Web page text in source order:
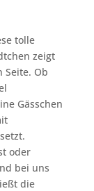
tolle
zeigt
Seite. Ob
Gässchen
oder
bei uns
die